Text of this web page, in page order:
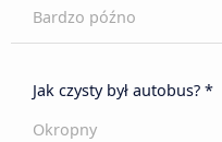
Bardzo późno
Jak czysty był autobus? *
Okropny